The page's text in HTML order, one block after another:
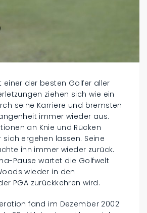
einer der besten Golfer aller
ziehen sich wie ein
seine Karriere und bremsten
immer wieder aus.
an Knie und Rücken
ergehen lassen. Seine
ihn immer wieder zurück.
Pause wartet die Golfwelt
wieder in den
PGA zurückkehren wird.
fand im Dezember 2002